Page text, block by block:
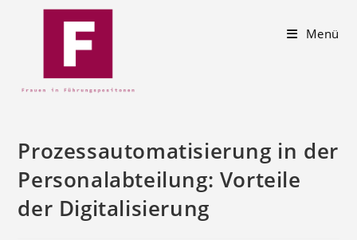
Menü
Prozessautomatisierung in der
Personalabteilung: Vorteile
der Digitalisierung